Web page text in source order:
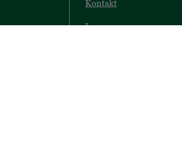
Kontakt
Impressum